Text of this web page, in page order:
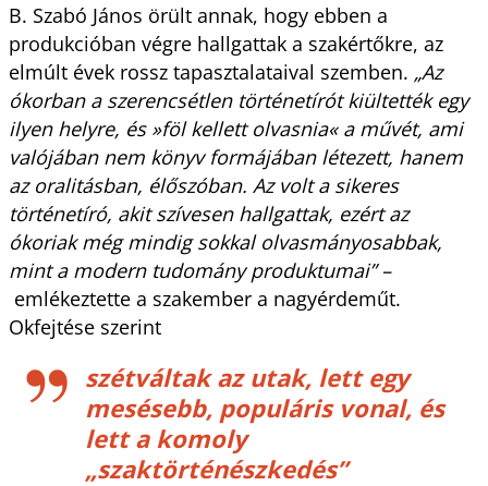
B. Szabó János örült annak, hogy ebben a
produkcióban végre hallgattak a szakértőkre, az
elmúlt évek rossz tapasztalataival szemben. „Az
ókorban a szerencsétlen történetírót kiültették egy
ilyen helyre, és »föl kellett olvasnia« a művét, ami
valójában nem könyv formájában létezett, hanem
az oralitásban, élőszóban. Az volt a sikeres
történetíró, akit szívesen hallgattak, ezért az
ókoriak még mindig sokkal olvasmányosabbak,
mint a modern tudomány produktumai” –
emlékeztette a szakember a nagyérdeműt.
Okfejtése szerint
szétváltak az utak, lett egy
mesésebb, populáris vonal, és
lett a komoly
„szaktörténészkedés”